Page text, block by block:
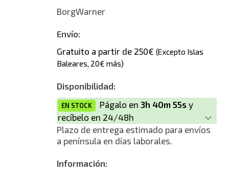
Reconstrucción
BorgWarner
Envío:
Gratuito a partir de 250€ (Excepto Islas
Baleares, 20€ más)
Disponibilidad:
EN STOCK Págalo en 3h 40m 55s y
recíbelo en 24/48h
Plazo de entrega estimado para envíos
a península en días laborales.
Información: